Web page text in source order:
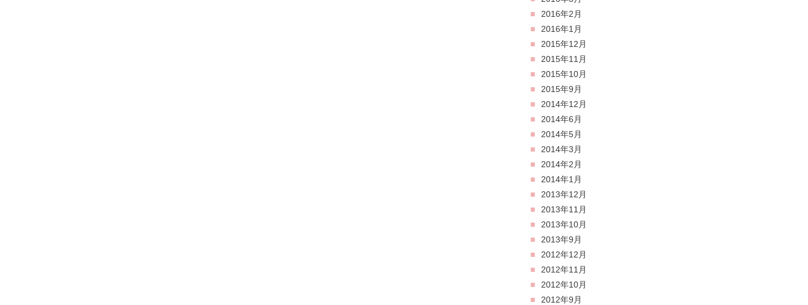
2016年2月
2016年1月
2015年12月
2015年11月
2015年10月
2015年9月
2014年12月
2014年6月
2014年5月
2014年3月
2014年2月
2014年1月
2013年12月
2013年11月
2013年10月
2013年9月
2012年12月
2012年11月
2012年10月
2012年9月